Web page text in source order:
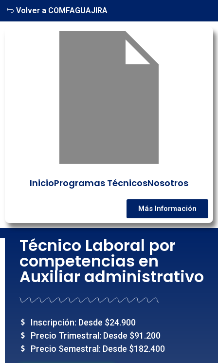
Volver a COMFAGUAJIRA
InicioProgramas TécnicosNosotros
Más Información
Técnico Laboral por
competencias en
Auxiliar administrativo
Inscripción: Desde $24.900
Precio Trimestral: Desde $91.200
Precio Semestral: Desde $182.400